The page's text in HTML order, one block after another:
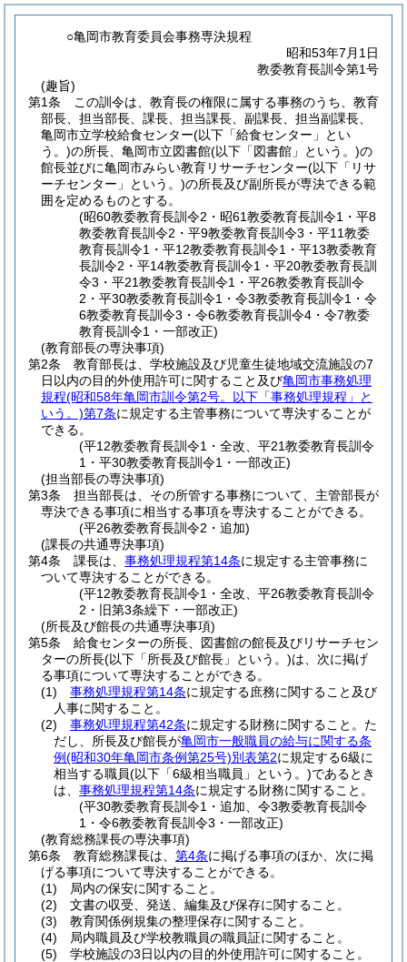
○亀岡市教育委員会事務専決規程
昭和53年7月1日
教委教育長訓令第1号
(趣旨)
第1条
この訓令は、教育長の権限に属する事務のうち、教育
部長、担当部長、課長、担当課長、副課長、担当副課長、
亀岡市立学校給食センター(以下「給食センター」とい
う。)の所長、亀岡市立図書館(以下「図書館」という。)の
館長並びに亀岡市みらい教育リサーチセンター(以下「リサ
ーチセンター」という。)の所長及び副所長が専決できる範
囲を定めるものとする。
(昭60教委教育長訓令2・昭61教委教育長訓令1・平8
教委教育長訓令2・平9教委教育長訓令3・平11教委
教育長訓令1・平12教委教育長訓令1・平13教委教育
長訓令2・平14教委教育長訓令1・平20教委教育長訓
令3・平21教委教育長訓令1・平26教委教育長訓令
2・平30教委教育長訓令1・令3教委教育長訓令1・令
6教委教育長訓令3・令6教委教育長訓令4・令7教委
教育長訓令1・一部改正)
(教育部長の専決事項)
第2条
教育部長は、学校施設及び児童生徒地域交流施設の7
日以内の目的外使用許可に関すること及び亀岡市事務処理
規程(昭和58年亀岡市訓令第2号。以下「事務処理規程」と
いう。)第7条に規定する主管事務について専決することが
できる。
(平12教委教育長訓令1・全改、平21教委教育長訓令
1・平30教委教育長訓令1・一部改正)
(担当部長の専決事項)
第3条
担当部長は、その所管する事務について、主管部長が
専決できる事項に相当する事項を専決することができる。
(平26教委教育長訓令2・追加)
(課長の共通専決事項)
第4条
課長は、 事務処理規程第14条に規定する主管事務に
ついて専決することができる。
(平12教委教育長訓令1・全改、平26教委教育長訓令
2・旧第3条繰下・一部改正)
(所長及び館長の共通専決事項)
第5条
給食センターの所長、図書館の館長及びリサーチセン
ターの所長(以下「所長及び館長」という。)は、次に掲げ
る事項について専決することができる。
(1)
事務処理規程第14条に規定する庶務に関すること及び
人事に関すること。
(2)
事務処理規程第42条に規定する財務に関すること。 た
だし、所長及び館長が亀岡市一般職員の給与に関する条
例(昭和30年亀岡市条例第25号)別表第2に規定する6級に
相当する職員(以下「6級相当職員」という。)であるとき
は、 事務処理規程第14条に規定する財務に関すること。
(平30教委教育長訓令1・追加、令3教委教育長訓令
1・令6教委教育長訓令3・一部改正)
(教育総務課長の専決事項)
第6条
教育総務課長は、 第4条に掲げる事項のほか、次に掲
げる事項について専決することができる。
(1)
局内の保安に関すること。
(2)
文書の収受、発送、編集及び保存に関すること。
(3)
教育関係例規集の整理保存に関すること。
(4)
局内職員及び学校教職員の職員証に関すること。
(5)
学校施設の3日以内の目的外使用許可に関すること。